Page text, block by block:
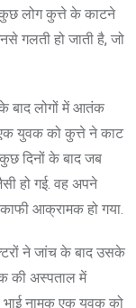
लोग कुत्ते के काटने
गलती हो जाती है, जो
बाद लोगों में आतंक
एक युवक को कुत्ते ने काट
दिनों के बाद जब
हो गई. वह अपने
आक्रामक हो गया.
ने जांच के बाद उसके
की अस्पताल में
भाई नामक एक युवक को